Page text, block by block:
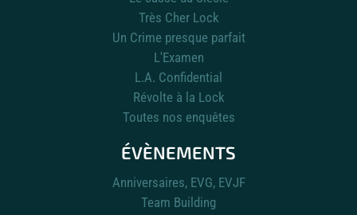
Très Cher Lock
Un Crime presque parfait
L'Examen
L.A. Confidential
Révolte à la Lock
Toutes nos enquêtes
ÉVÈNEMENTS
Anniversaires, EVG, EVJF
Team Building